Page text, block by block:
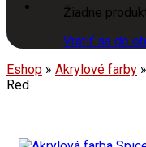
Žiadne
Vrátiť sa do
Eshop » Akrylové farby »
Red